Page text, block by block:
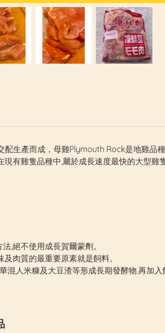
配生產而成，母雞Plymouth Rock是地雞品
有雞隻品種中,屬於成長速度最快的大型雞隻
,絕不使用成長賀爾蒙劑。
肉質的最重要原素就是飼料。
混人米糠及大豆渣等形成長期發酵物,再加